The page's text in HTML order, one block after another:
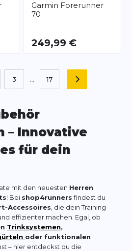
Garmin Forerunner
70
249,99 €
die Seite
Seite
3 ...
Seite
17 SEITE
– Innovative
für dein
mit den neuesten Herren
! Bei shop4runners findest du
Accessoires , die dein Training
effizienter machen. Egal, ob
Trinksystemen,
oder funktionalen
– hier entdeckst du die